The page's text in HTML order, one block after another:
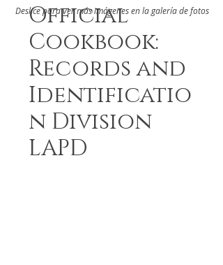
Official
Cookbook:
Records and
Identificatio
n Division
LAPD
Deslice para ver más imágenes en la galería de fotos